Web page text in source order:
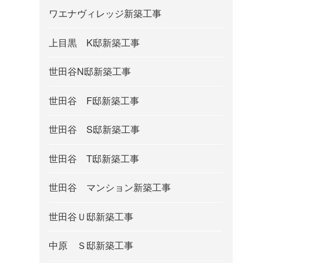
ワエナヴィレッジ新築工事
上目黒 K邸新築工事
世田谷N邸新築工事
世田谷 F邸新築工事
世田谷 S邸新築工事
世田谷 T邸新築工事
世田谷 マンション新築工事
世田谷Ｕ邸新築工事
中原 Ｓ邸新築工事